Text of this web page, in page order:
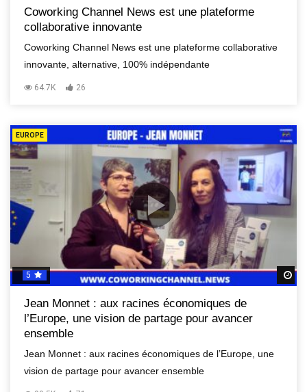
Coworking Channel News est une plateforme
collaborative innovante
Coworking Channel News est une plateforme collaborative
innovante, alternative, 100% indépendante
64.7K 26
EUROPE
5
Jean Monnet : aux racines économiques de
l’Europe, une vision de partage pour avancer
ensemble
Jean Monnet : aux racines économiques de l’Europe, une
vision de partage pour avancer ensemble